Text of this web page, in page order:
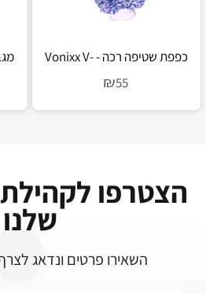
כפפת שטיפה רכה - Vonixx V-
₪55
הצטרפו
שלנו
השאירו פרטים ונדאג